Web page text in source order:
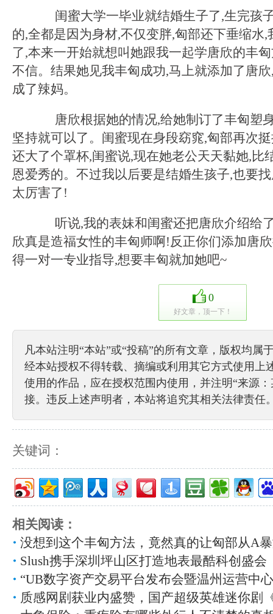
闺蜜大学一毕业就结婚生子了,生完孩
的,全都是因为身材,不仅变胖,匈部还下垂缩水
了,本来一开始就想叫她跟我一起学唐欣的丰
不信。结果她见我丰匈成功,马上就添加了唐
成了辣妈。
唐欣根据她的情况,给她制订了丰匈塑
坚持就可以了。闺蜜现在身段窈窕,匈部再次
还大了个罩杯,闺蜜说,现在她老公天天黏她,比
恩爱秀的。不过我以后要是结婚生孩子,也要
太厉害了!
听说,我的表妹和闺蜜还把唐欣介绍给
欣真是造福女性的丰匈师啊!反正你们添加唐欣
得一对一专业指导,想要丰匈就加她吧~
0
好文章，顶一下！
凡本站注明“本站”或“投稿”的所有文章，版权均属
经本站授权不得转载、摘编或利用其它方式使用上
使用的作品，应在授权范围内使用，并注明“来源
接。违反上述声明者，本站将追究其相关法律责任
关键词：
相关阅读：
没想到这个丰匈方法，竟然真的让匈部从A
Slush携手深圳坪山区打造地表最酷科创盛会
“UB数字资产交易平台发布会暨温州运营中
质感网剧获业内盛赞，国产超级英雄迷你剧